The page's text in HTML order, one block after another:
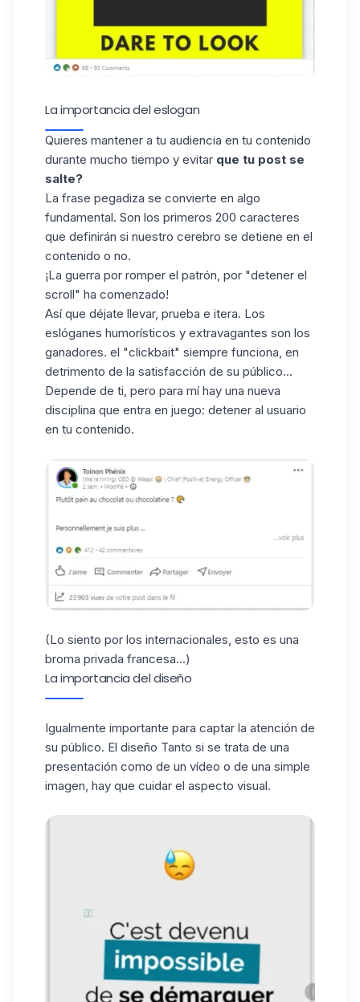
La importancia del eslogan
Quieres mantener a tu audiencia en tu contenido
durante mucho tiempo y evitar que tu post se
salte?
La frase pegadiza se convierte en algo
fundamental. Son los primeros 200 caracteres
que definirán si nuestro cerebro se detiene en el
contenido o no.
¡La guerra por romper el patrón, por "detener el
scroll" ha comenzado!
Así que déjate llevar, prueba e itera. Los
eslóganes humorísticos y extravagantes son los
ganadores. el "clickbait" siempre funciona, en
detrimento de la satisfacción de su público...
Depende de ti, pero para mí hay una nueva
disciplina que entra en juego: detener al usuario
en tu contenido.
(Lo siento por los internacionales, esto es una
broma privada francesa...)
La importancia del diseño
Igualmente importante para captar la atención de
su público. El diseño Tanto si se trata de una
presentación como de un vídeo o de una simple
imagen, hay que cuidar el aspecto visual.